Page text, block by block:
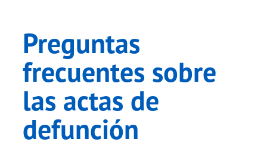
Preguntas
frecuentes sobre
las actas de
defunción